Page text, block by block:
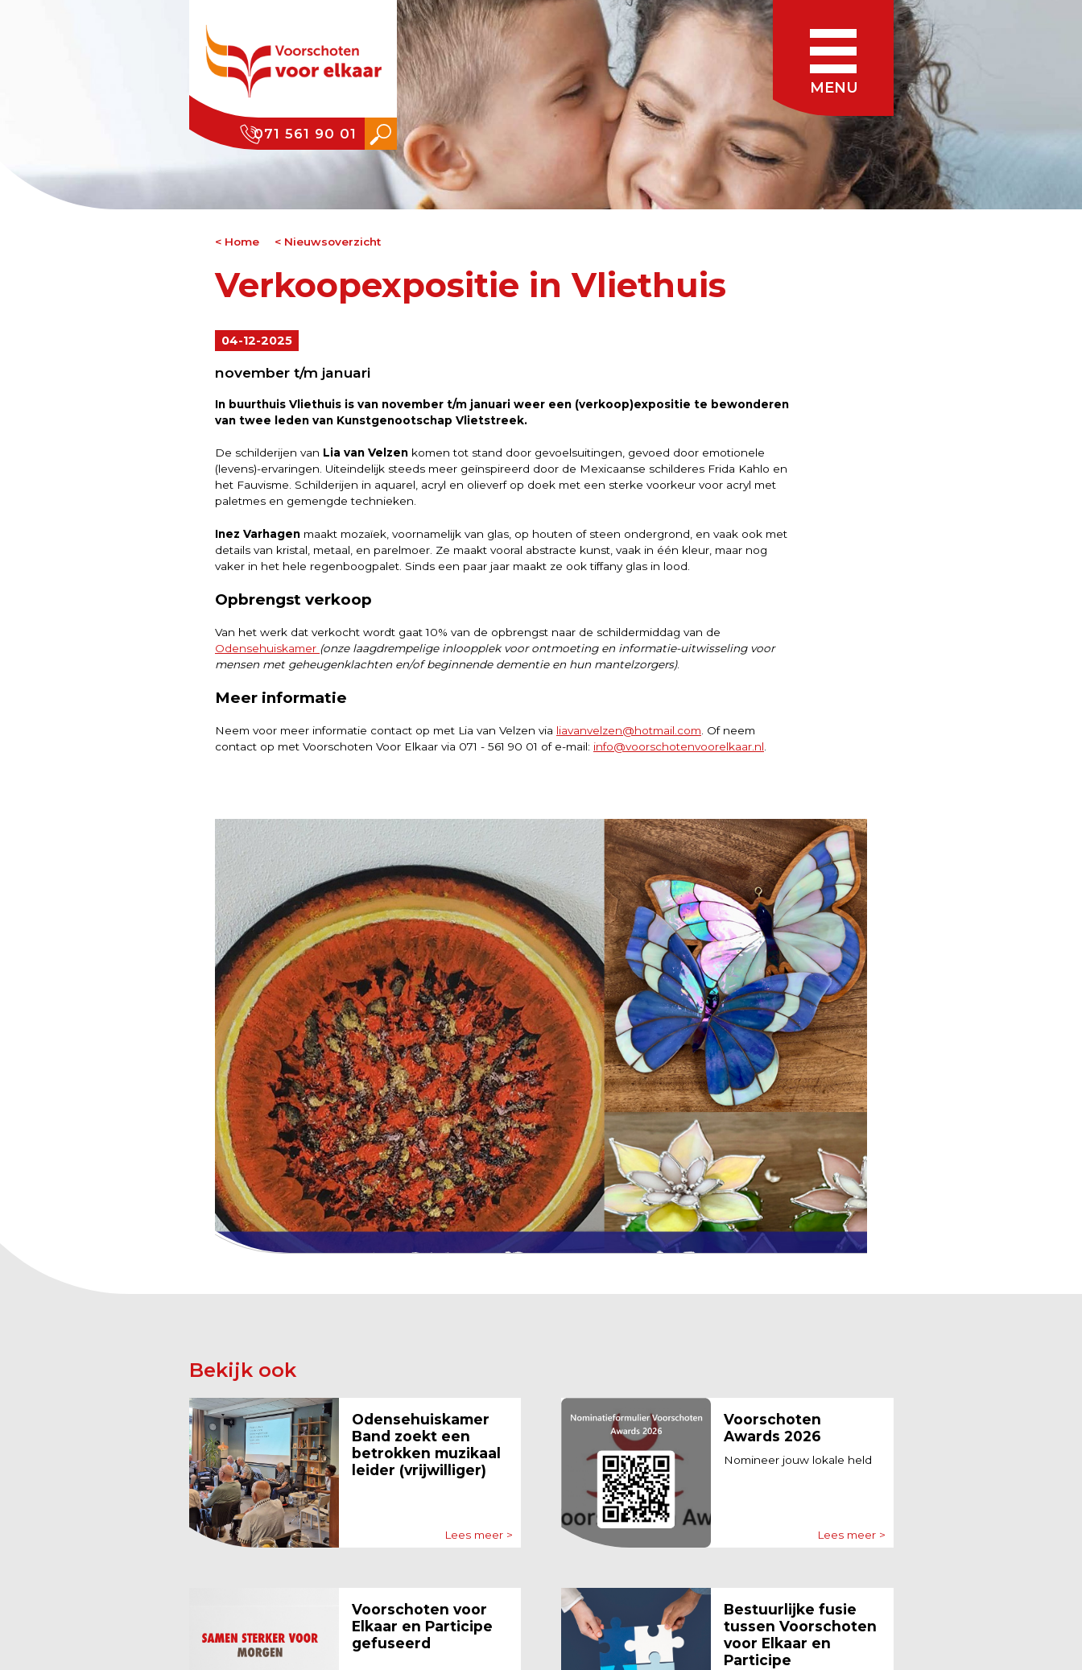
071 561 90 01
Home Nieuwsoverzicht
Verkoopexpositie in Vliethuis
04-12-2025
november t/m januari
In buurthuis Vliethuis is van november t/m januari weer een (verkoop)expositie te bewonderen
van twee leden van Kunstgenootschap Vlietstreek.
De schilderijen van Lia van Velzen komen tot stand door gevoelsuitingen, gevoed door emotionele
(levens)-ervaringen. Uiteindelijk steeds meer geïnspireerd door de Mexicaanse schilderes Frida Kahlo en
het Fauvisme. Schilderijen in aquarel, acryl en olieverf op doek met een sterke voorkeur voor acryl met
paletmes en gemengde technieken.
Inez Varhagen maakt mozaïek, voornamelijk van glas, op houten of steen ondergrond, en vaak ook met
details van kristal, metaal, en parelmoer. Ze maakt vooral abstracte kunst, vaak in één kleur, maar nog
vaker in het hele regenboogpalet. Sinds een paar jaar maakt ze ook tiffany glas in lood.
Opbrengst verkoop
Van het werk dat verkocht wordt gaat 10% van de opbrengst naar de schildermiddag van de
Odensehuiskamer (onze laagdrempelige inloopplek voor ontmoeting en informatie-uitwisseling voor
mensen met geheugenklachten en/of beginnende dementie en hun mantelzorgers).
Meer informatie
Neem voor meer informatie contact op met Lia van Velzen via liavanvelzen@hotmail.com . Of neem
contact op met Voorschoten Voor Elkaar via 071 - 561 90 01 of e-mail: info@voorschotenvoorelkaar.nl
Bekijk ook
Odensehuiskamer
Band zoekt een
betrokken muzikaal
leider (vrijwilliger)
Lees meer >
Voorschoten
Awards 2026
Nomineer jouw lokale held
Lees meer >
Voorschoten voor
Elkaar en Participe
gefuseerd
Bestuurlijke fusie
tussen Voorschoten
voor Elkaar en
Participe
MENU